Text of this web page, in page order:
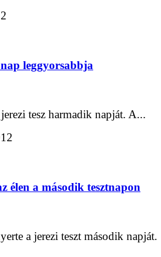
leggyorsabbja
tesz harmadik napját. A...
élen a második tesztnapon
a jerezi teszt második napját.